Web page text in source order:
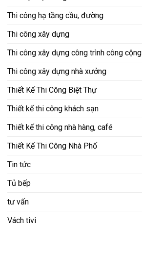
Thi công hạ tầng cầu, đường
Thi công xây dựng
Thi công xây dựng công trình công cộng
Thi công xây dựng nhà xưởng
Thiết Kế Thi Công Biệt Thự
Thiết kế thi công khách sạn
Thiết kế thi công nhà hàng, café
Thiết Kế Thi Công Nhà Phố
Tin tức
Tủ bếp
tư vấn
Vách tivi